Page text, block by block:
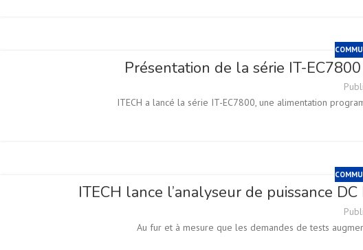
Présentation de la série IT-
ITECH a lancé la série IT-EC7800, une alimentation
ITECH lance l’analyseur de puissance
Au fur et à mesure que les demandes de tests